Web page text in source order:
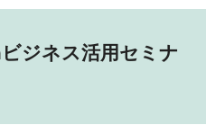
ジネス活用セミナ